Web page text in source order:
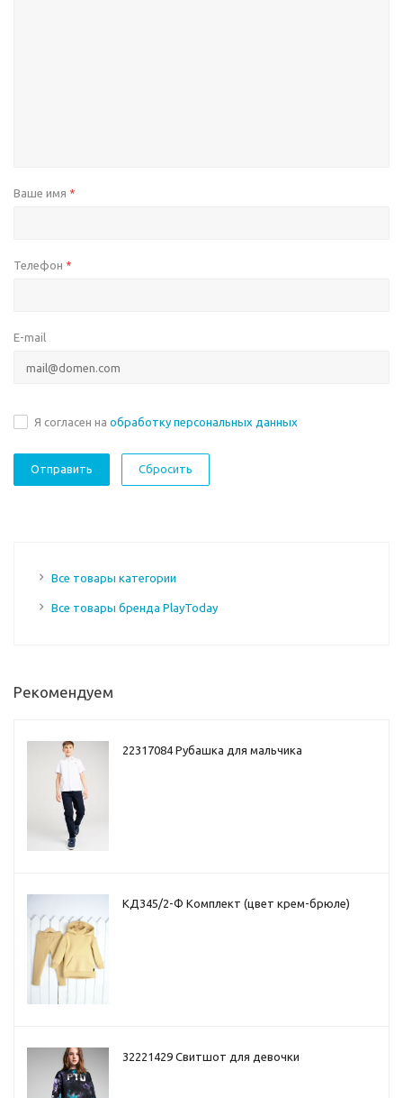
Ваше имя *
Телефон *
E-mail
Я согласен на обработку персональных данных
Сбросить
Все товары категории
Все товары бренда PlayToday
Рекомендуем
22317084 Рубашка для мальчика
КД345/2-Ф Комплект (цвет крем-брюле)
32221429 Свитшот для девочки